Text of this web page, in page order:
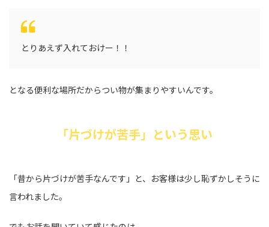
とりあえず入れておけー！！
となる便利な場所だからつい物が集まりやすいんです。
「片づけが苦手」という思い
「昔から片づけが苦手なんです」と、お客様は少し恥ずかしそうに
言われました。